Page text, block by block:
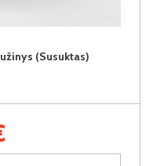
(Susuktas)